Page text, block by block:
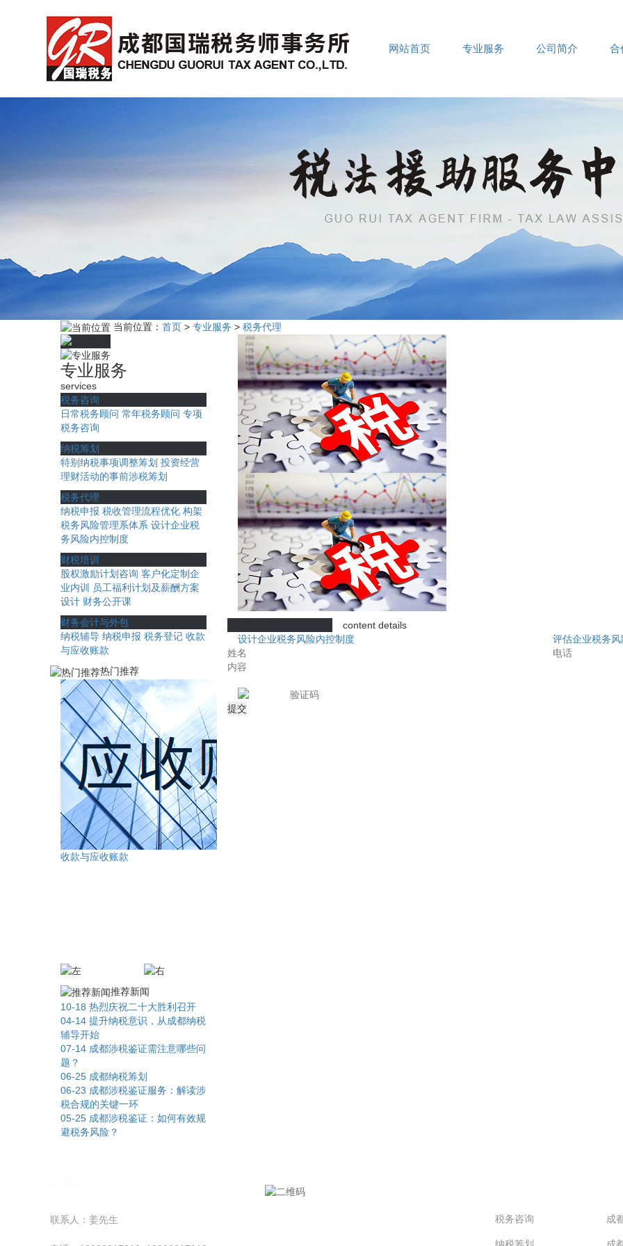
网站首页 专业服务 公司简介 合
当前位置： 首页 > 专业服务 > 税务代理
专业服务
services
税务咨询
日常税务顾问 常年税务顾问 专项
税务咨询
纳税筹划
特别纳税事项调整筹划 投资经营
理财活动的事前涉税筹划
税务代理
纳税申报 税收管理流程优化 构架
税务风险管理系体系 设计企业税
务风险内控制度
财税培训
股权激励计划咨询 客户化定制企
业内训
员工福利计划及薪酬方案
设计 财务公开课
财务会计与外包
纳税辅导 纳税申报 税务登记 收款
与应收账款
热门推荐
收款与应收账款
推荐新闻
10-18 热烈庆祝二十大胜利召开
04-14 提升纳税意识，从成都纳税
辅导开始
07-14 成都涉税鉴证需注意哪些问
题？
06-25 成都纳税筹划
06-23 成都涉税鉴证服务：解读涉
税合规的关键一环
05-25 成都涉税鉴证：如何有效规
避税务风险？
content details
设计企业税务风险内控制度
评估企业税务
联系人：姜先生 税务咨询 成